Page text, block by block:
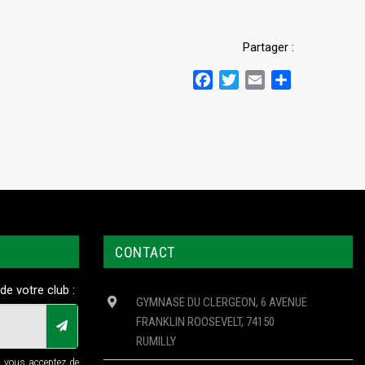
Partager :
FacebookTwitterEmail
votre club :
acceptez de
CONTACT
GYMNASE DU CLERGEON, 6 AVENUE
FRANKLIN ROOSEVELT, 74150
RUMILLY